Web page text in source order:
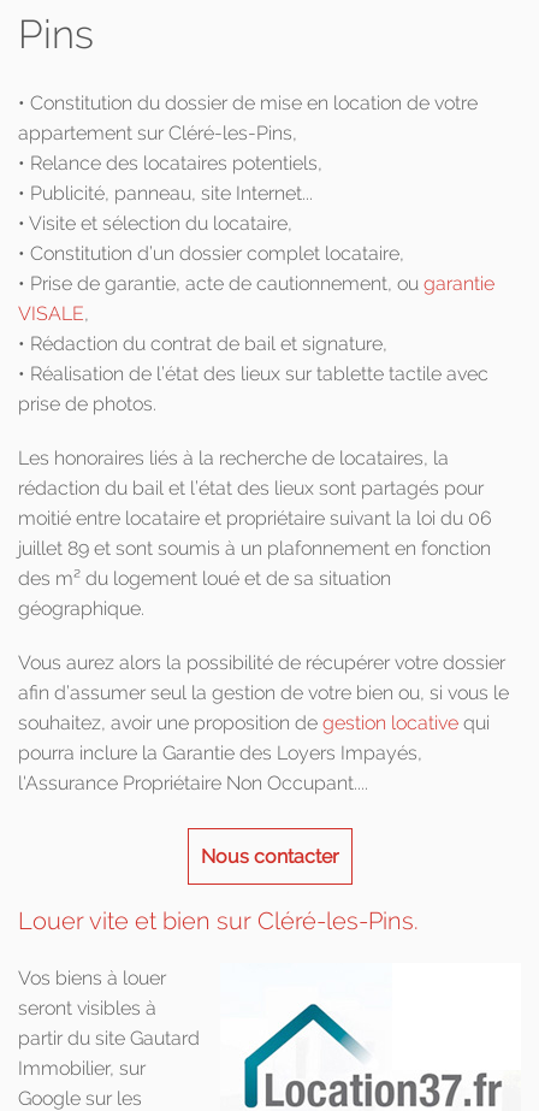
Pins
• Constitution du dossier de mise en location de votre
appartement sur Cléré-les-Pins,
• Relance des locataires potentiels,
• Publicité, panneau, site Internet...
• Visite et sélection du locataire,
• Constitution d’un dossier complet locataire,
• Prise de garantie, acte de cautionnement, ou garantie
VISALE,
• Rédaction du contrat de bail et signature,
• Réalisation de l’état des lieux sur tablette tactile avec
prise de photos.
Les honoraires liés à la recherche de locataires, la
rédaction du bail et l’état des lieux sont partagés pour
moitié entre locataire et propriétaire suivant la loi du 06
juillet 89 et sont soumis à un plafonnement en fonction
des m² du logement loué et de sa situation
géographique.
Vous aurez alors la possibilité de récupérer votre dossier
afin d’assumer seul la gestion de votre bien ou, si vous le
souhaitez, avoir une proposition de gestion locative qui
pourra inclure la Garantie des Loyers Impayés,
l'Assurance Propriétaire Non Occupant....
Nous contacter
Louer vite et bien sur Cléré-les-Pins.
Vos biens à louer
seront visibles à
partir du site Gautard
Immobilier, sur
Google sur les